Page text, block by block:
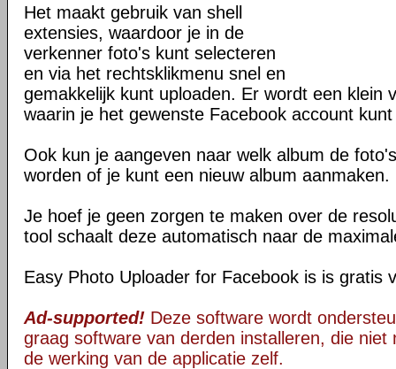
Het maakt gebruik van shell
extensies, waardoor je in de
verkenner foto's kunt selecteren
en via het rechtsklikmenu snel en
gemakkelijk kunt uploaden. Er wordt een klein
waarin je het gewenste Facebook account
Ook kun je aangeven naar welk album de
worden of je kunt een nieuw album aanmaken.
Je hoef je geen zorgen te maken over de
tool schaalt deze automatisch naar de
Easy Photo Uploader for Facebook is is gratis
Ad-supported! Deze software wordt
graag software van derden installeren, die niet
de werking van de applicatie zelf.